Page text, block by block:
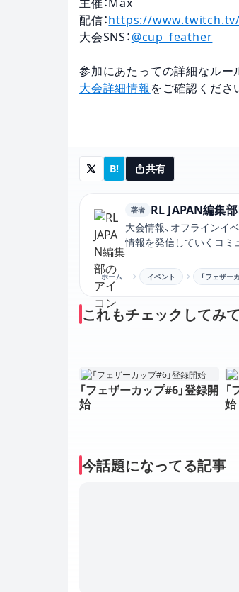
主催：Max
配信： https://
大会SNS： @cup_feather
参加にあたっての詳細なルー
大会詳細情報 をご確認くださ
B! 共有
著者 RL JAPAN編集部
大会情報、オフラインイ
情報を発信していくコミ
ホーム イベント 「フェザー
これもチェックしてみて
「フェザーカップ#6」登録開
始
始
今話題になってる記事